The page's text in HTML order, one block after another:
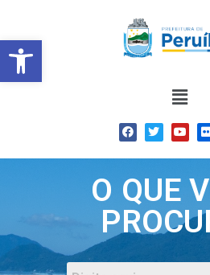
Barra de
O QUE